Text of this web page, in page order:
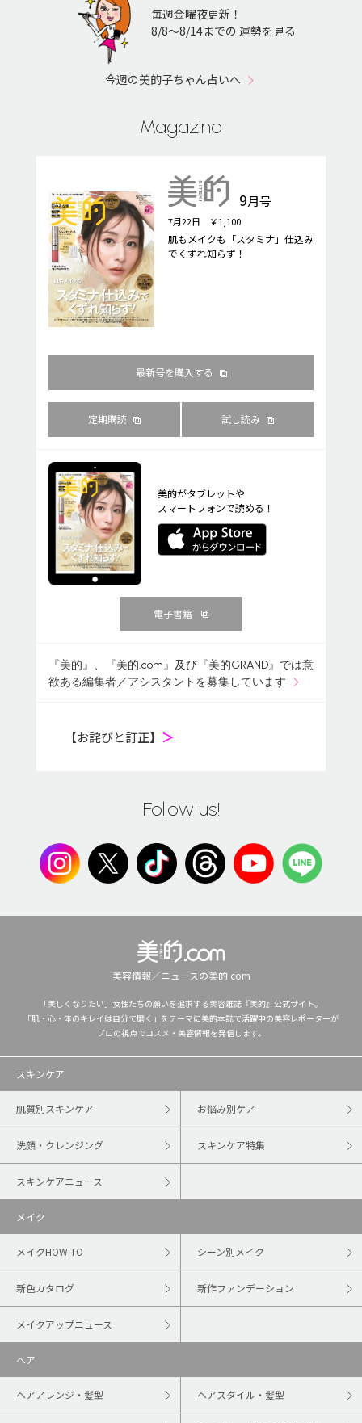
毎週金曜夜更新！
8/8〜8/14までの 運勢を見る
今週の美的子ちゃん占いへ
Magazine
9月号
7月22日 ￥1,100
肌もメイクも「スタミナ」仕込み
でくずれ知らず！
最新号を購入する
定期購読 試し読み
美的がタブレットや
スマートフォンで読める！
電子書籍
『美的』、『美的.com』及び『美的GRAND』では意
欲ある編集者／アシスタントを募集しています
【お詫びと訂正】 ＞
Follow us!
美容情報／ニュースの美的.com
「美しくなりたい」女性たちの願いを追求する美容雑誌『美的』公式サイト。
「肌・心・体のキレイは自分で磨く」をテーマに美的本誌で活躍中の美容レポーターが
プロの視点でコスメ・美容情報を発信します。
スキンケア
肌質別スキンケア お悩み別ケア
洗顔・クレンジング スキンケア特集
スキンケアニュース
メイク
メイクHOW TO シーン別メイク
新色カタログ 新作ファンデーション
メイクアップニュース
ヘア
ヘアアレンジ・髪型 ヘアスタイル・髪型